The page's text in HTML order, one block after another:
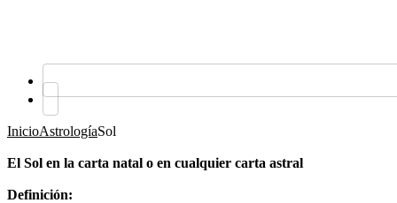
InicioAstrologíaSol
El Sol en la carta natal o en cualquier carta astral
Definición: